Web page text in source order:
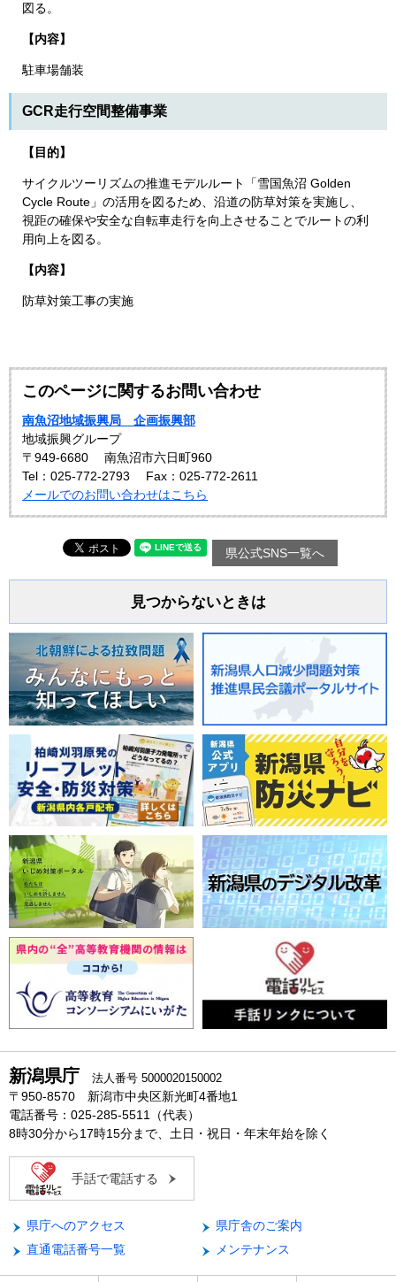
図る。
【内容】
駐車場舗装
GCR走行空間整備事業
【目的】
サイクルツーリズムの推進モデルルート「雪国魚沼 Golden
Cycle Route」の活用を図るため、沿道の防草対策を実施し、
視距の確保や安全な自転車走行を向上させることでルートの利
用向上を図る。
【内容】
防草対策工事の実施
このページに関するお問い合わせ
南魚沼地域振興局 企画振興部
地域振興グループ
〒949-6680
南魚沼市六日町960
Tel：025-772-2793
Fax：025-772-2611
メールでのお問い合わせはこちら
県公式SNS一覧へ
見つからないときは
新潟県庁 法人番号 5000020150002
〒950-8570 新潟市中央区新光町4番地1
電話番号：025-285-5511（代表）
8時30分から17時15分まで、土日・祝日・年末年始を除く
手話で電話する
県庁へのアクセス
県庁舎のご案内
直通電話番号一覧
メンテナンス